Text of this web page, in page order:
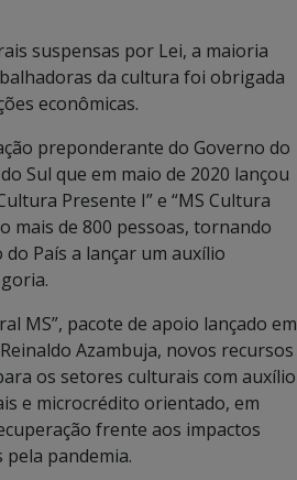
suspensas por Lei, a maioria
da cultura foi obrigada
econômicas.
preponderante do Governo do
Sul que em maio de 2020 lançou
Presente I” e “MS Cultura
mais de 800 pessoas, tornando
País a lançar um auxílio
MS”, pacote de apoio lançado em
Azambuja, novos recursos
os setores culturais com auxílio
e microcrédito orientado, em
frente aos impactos
pandemia.